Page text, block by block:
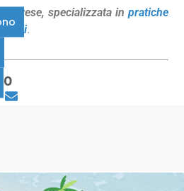
Varese, specializzata in pratiche
.